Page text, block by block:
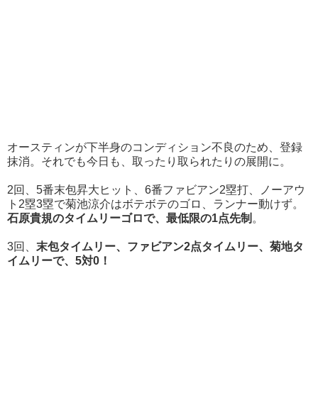
オースティンが下半身のコンディション不良のため、登録
抹消。それでも今日も、取ったり取られたりの展開に。
2回、5番末包昇大ヒット、6番ファビアン2塁打、ノーアウ
ト2塁3塁で菊池涼介はボテボテのゴロ、ランナー動けず。
石原貴規のタイムリーゴロで、最低限の1点先制 。
3回、 末包タイムリー、ファビアン2点タイムリー、菊地タ
イムリーで、5対0！